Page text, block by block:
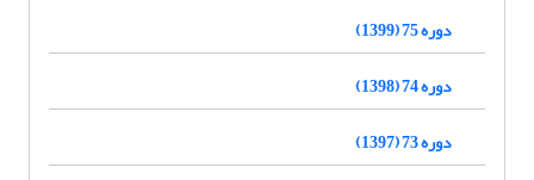
دوره 75 (1399)
دوره 74 (1398)
دوره 73 (1397)